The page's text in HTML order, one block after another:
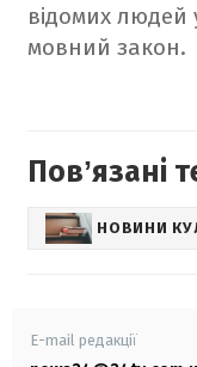
відомих людей
мовний закон.
Повʼязані
НОВИНИ
E-mail редакції